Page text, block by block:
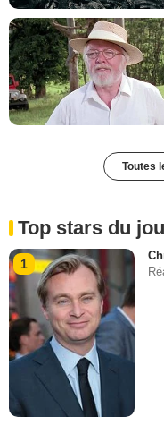
Toutes
Top stars du
1